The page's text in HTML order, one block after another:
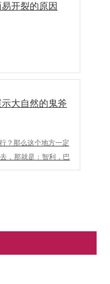
未来主线。
开裂的原因
大自然的鬼斧
？那么这个地方一定
，那就是：智利，巴
Carrera 上耸立着一个
。